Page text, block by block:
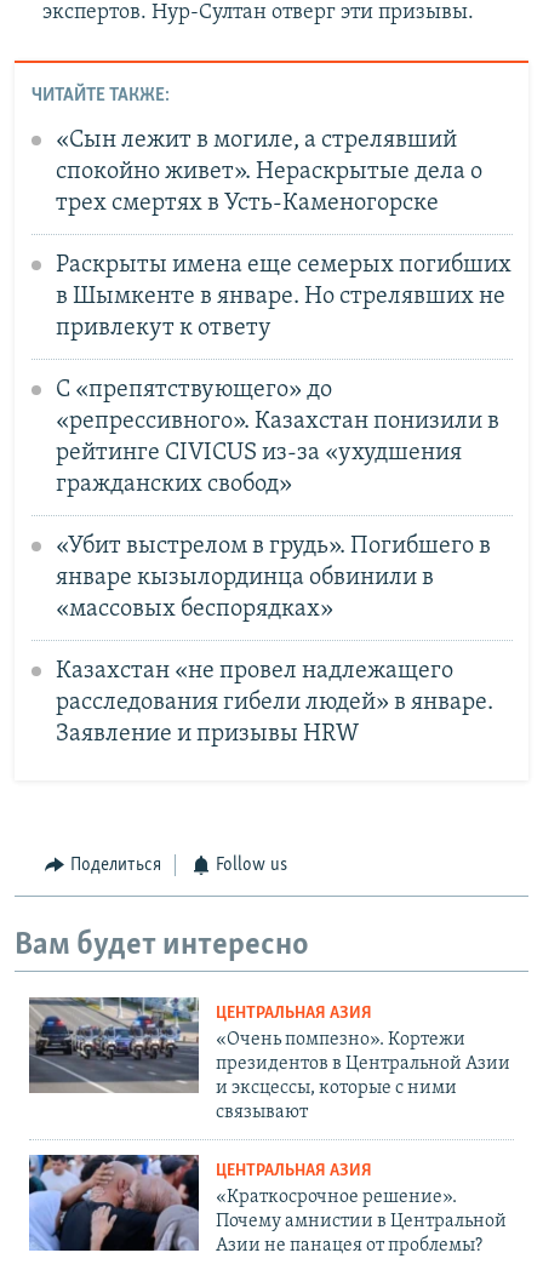
экспертов. Нур-Султан отверг эти призывы.
ЧИТАЙТЕ ТАКЖЕ:
«Сын лежит в могиле, а стрелявший
спокойно живет». Нераскрытые дела о
трех смертях в Усть-Каменогорске
Раскрыты имена еще семерых погибших
в Шымкенте в январе. Но стрелявших не
привлекут к ответу
С «препятствующего» до
«репрессивного». Казахстан понизили в
рейтинге CIVICUS из-за «ухудшения
гражданских свобод»
«Убит выстрелом в грудь». Погибшего в
январе кызылординца обвинили в
«массовых беспорядках»
Казахстан «не провел надлежащего
расследования гибели людей» в январе.
Заявление и призывы HRW
Поделиться Follow us
Вам будет интересно
ЦЕНТРАЛЬНАЯ АЗИЯ
«Очень помпезно». Кортежи
президентов в Центральной Азии
и эксцессы, которые с ними
связывают
ЦЕНТРАЛЬНАЯ АЗИЯ
«Краткосрочное решение».
Почему амнистии в Центральной
Азии не панацея от проблемы?